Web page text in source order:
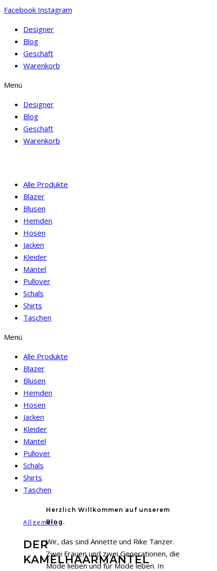
Facebook Instagram
Designer
Blog
Geschäft
Warenkorb
Menü
Designer
Blog
Geschäft
Warenkorb
Alle Produkte
Blazer
Blusen
Hemden
Hosen
Jacken
Kleider
Mäntel
Pullover
Schals
Shirts
Taschen
Menü
Alle Produkte
Blazer
Blusen
Hemden
Hosen
Jacken
Kleider
Mäntel
Pullover
Schals
Shirts
Taschen
Allgemein
DER
KAMELHAARMANTEL
Herzlich Willkommen auf unserem
Blog.
Wir, das sind Annette und Rike Tänzer.
Zwei Frauen und zwei Generationen, die
Mode lieben und für Mode leben. In